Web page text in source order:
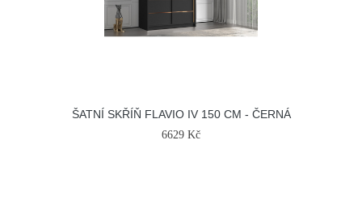
ŠATNÍ SKŘÍŇ FLAVIO IV 150 CM - ČERNÁ
6629 Kč